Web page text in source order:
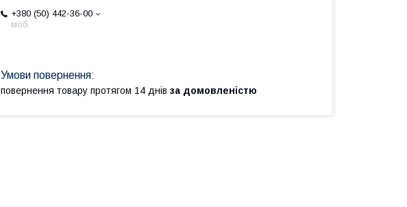
+380 (50) 442-36-00
моб.
повернення товару протягом 14 днів за домовленістю